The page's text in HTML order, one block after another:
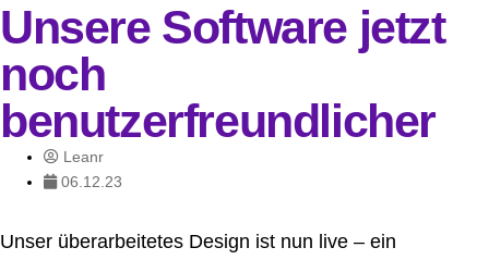
Unsere Software jetzt
noch
benutzerfreundlicher
Leanr
06.12.23
Unser überarbeitetes Design ist nun live – ein